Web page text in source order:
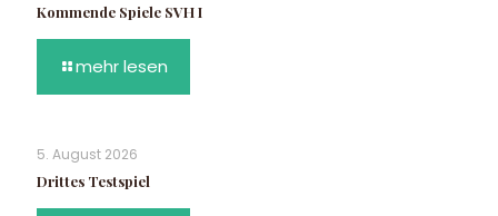
Kommende Spiele SVH I
mehr lesen
5. August 2026
Drittes Testspiel